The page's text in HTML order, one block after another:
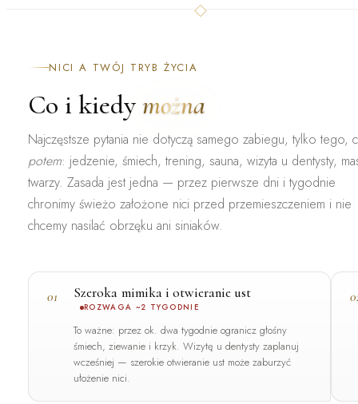
NICI A TWÓJ TRYB ŻYCIA
Co i kiedymożna
Najczęstsze pytania nie dotyczą samego zabiegu, tylko tego,
potem: jedzenie, śmiech, trening, sauna, wizyta u dentysty,
twarzy. Zasada jest jedna — przez pierwsze dni i tygodnie
chronimy świeżo założone nici przed przemieszczeniem i nie
chcemy nasilać obrzęku ani siniaków.
01 Szeroka mimika i otwieranie ust
ROZWAGA ~2 TYGODNIE
To ważne: przez ok. dwa tygodnie ogranicz głośny
śmiech, ziewanie i krzyk. Wizytę u dentysty zaplanuj
wcześniej — szerokie otwieranie ust może zaburzyć
ułożenie nici.